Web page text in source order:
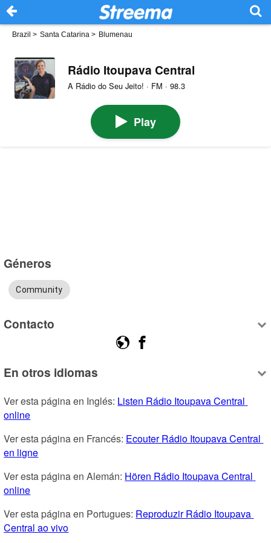
Brazil > Santa Catarina > Blumenau
Rádio Itoupava Central
A Rádio do Seu Jeito! · FM · 98.3
Play
Géneros
Community
Contacto
En otros idiomas
Ver esta página en Inglés: Listen Rádio Itoupava Central
online
Ver esta página en Francés: Ecouter Rádio Itoupava Central
en ligne
Ver esta página en Alemán: Hören Rádio Itoupava Central
online
Ver esta página en Portugues: Reproduzir Rádio Itoupava
Central ao vivo